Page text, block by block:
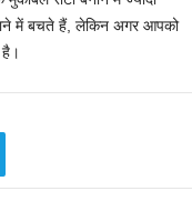
में बचते हैं, लेकिन अगर आपको
है।